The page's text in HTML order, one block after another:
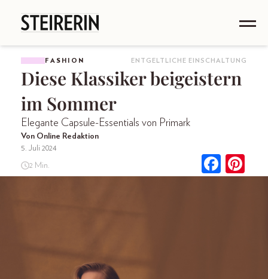
FASHION ENTGELTLICHE EINSCHALTUNG
Diese Klassiker beigeistern
im Sommer
Elegante Capsule-Essentials von Primark
Von Online Redaktion
5. Juli 2024
2 Min.